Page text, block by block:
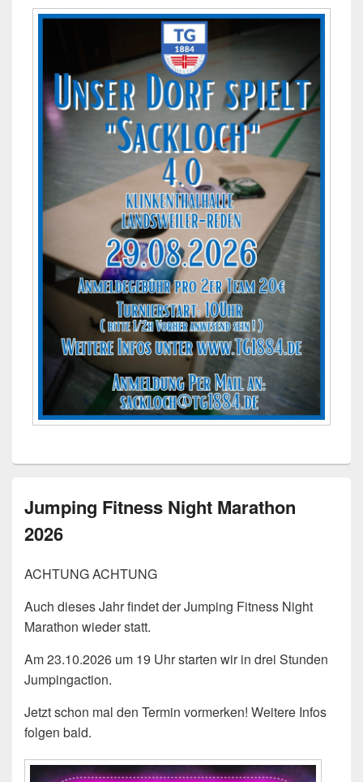
Jumping Fitness Night Marathon
2026
ACHTUNG ACHTUNG
Auch dieses Jahr findet der Jumping Fitness Night
Marathon wieder statt.
Am 23.10.2026 um 19 Uhr starten wir in drei Stunden
Jumpingaction.
Jetzt schon mal den Termin vormerken! Weitere Infos
folgen bald.